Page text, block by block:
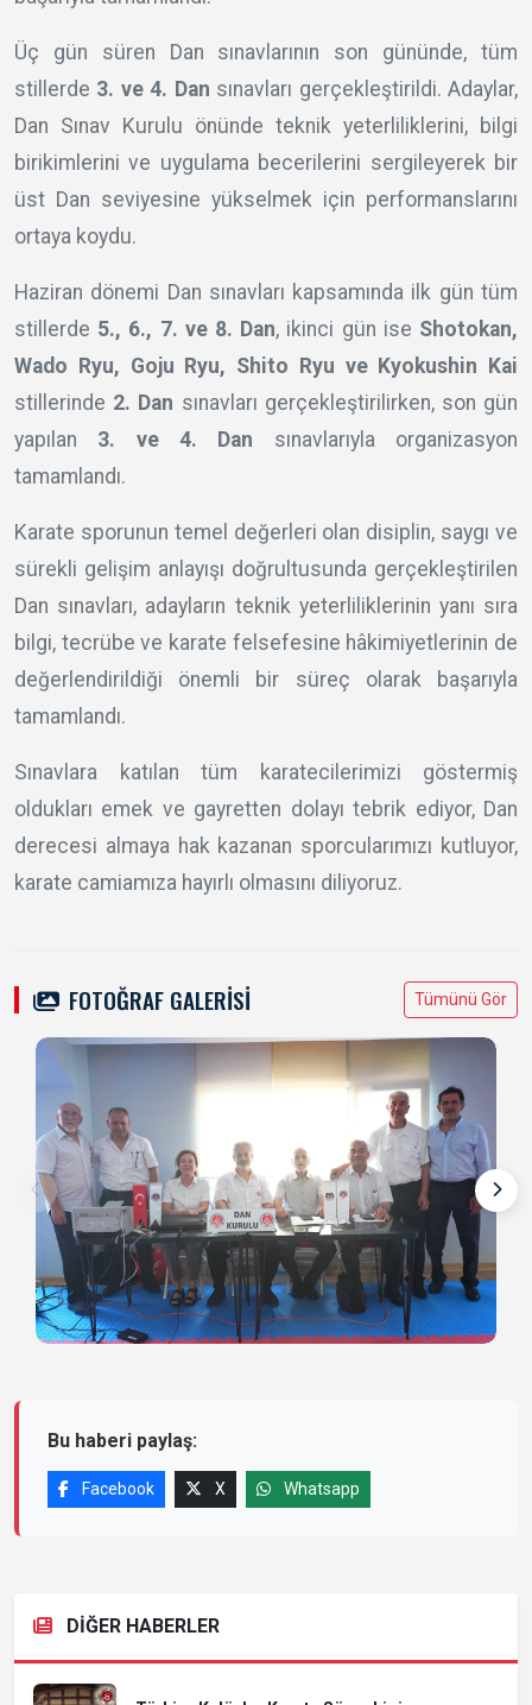
Üç gün süren Dan sınavlarının son gününde, tüm
stillerde 3. ve 4. Dan sınavları gerçekleştirildi. Adaylar,
Dan Sınav Kurulu önünde teknik yeterliliklerini, bilgi
birikimlerini ve uygulama becerilerini sergileyerek bir
üst Dan seviyesine yükselmek için performanslarını
ortaya koydu.
Haziran dönemi Dan sınavları kapsamında ilk gün tüm
stillerde 5., 6., 7. ve 8. Dan, ikinci gün ise Shotokan,
Wado Ryu, Goju Ryu, Shito Ryu ve Kyokushin Kai
stillerinde 2. Dan sınavları gerçekleştirilirken, son gün
yapılan 3. ve 4. Dan sınavlarıyla organizasyon
tamamlandı.
Karate sporunun temel değerleri olan disiplin, saygı ve
sürekli gelişim anlayışı doğrultusunda gerçekleştirilen
Dan sınavları, adayların teknik yeterliliklerinin yanı sıra
bilgi, tecrübe ve karate felsefesine hâkimiyetlerinin de
değerlendirildiği önemli bir süreç olarak başarıyla
tamamlandı.
Sınavlara katılan tüm karatecilerimizi göstermiş
oldukları emek ve gayretten dolayı tebrik ediyor, Dan
derecesi almaya hak kazanan sporcularımızı kutluyor,
karate camiamıza hayırlı olmasını diliyoruz.
FOTOĞRAF GALERİSİ Tümünü Gör
Bu haberi paylaş:
Facebook X Whatsapp
DİĞER HABERLER